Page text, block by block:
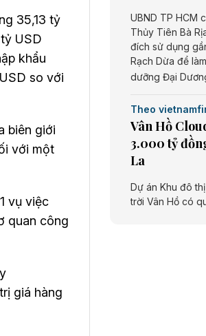
35,13 tỷ
USD
khẩu
so với
biên giới
với một
vụ việc
quan công
giá hàng
UBND TP HCM
Thủy Tiên Bà
đích sử dụng
Rạch Dừa để
dưỡng Đại
Theo
Vân Hồ
3.000 tỷ
La
Dự án Khu đô
trời Vân Hồ có